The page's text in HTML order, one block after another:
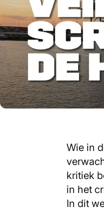
Wie in
kritiek
in het
In dit